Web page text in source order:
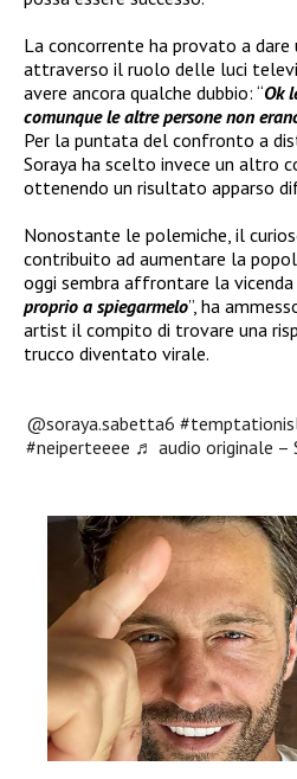
La concorrente ha provato a dare
attraverso il ruolo delle luci
avere ancora qualche dubbio: “Ok
comunque le altre persone non
Per la puntata del confronto a
Soraya ha scelto invece un altro
ottenendo un risultato apparso
Nonostante le polemiche, il
contribuito ad aumentare la
oggi sembra affrontare la vicenda
proprio a spiegarmelo”, ha
artist il compito di trovare una
trucco diventato virale.
@soraya.sabetta6
#neiperteeee ♬ audio originale –